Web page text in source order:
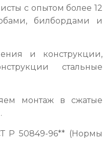
с опытом более 12
билбордами и
и конструкции,
стальные
монтаж в сжатые
Р 50849-96** (Нормы